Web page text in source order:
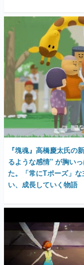
カテゴリ
マンガ
女性向け
アプリレビュー
その他
電ファミニコゲーマー
運営：株式会社マレ
『塊魂』高橋慶太氏の
るような感情” が胸い
た。「常にTポーズ」
い、成長していく物語